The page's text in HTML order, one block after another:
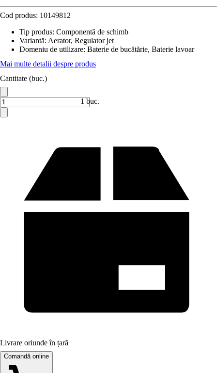
Cod produs: 10149812
Tip produs: Componentă de schimb
Variantă: Aerator, Regulator jet
Domeniu de utilizare: Baterie de bucătărie, Baterie lavoar
Mai multe detalii despre produs
Cantitate (buc.)
1 buc.
Livrare oriunde în țară
Comandă online